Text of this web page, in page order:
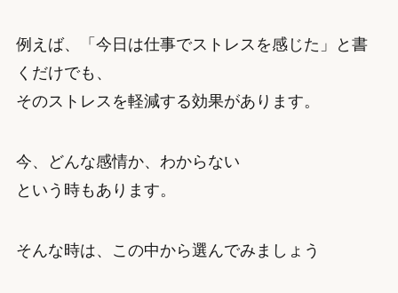
例えば、「今日は仕事でストレスを感じた」と書
くだけでも、
そのストレスを軽減する効果があります。
今、どんな感情か、わからない
という時もあります。
そんな時は、この中から選んでみましょう